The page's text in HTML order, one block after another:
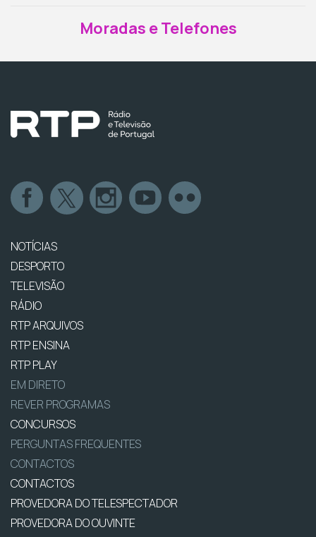
Moradas e Telefones
NOTÍCIAS
DESPORTO
TELEVISÃO
RÁDIO
RTP ARQUIVOS
RTP ENSINA
RTP PLAY
EM DIRETO
REVER PROGRAMAS
CONCURSOS
PERGUNTAS FREQUENTES
CONTACTOS
CONTACTOS
PROVEDORA DO TELESPECTADOR
PROVEDORA DO OUVINTE